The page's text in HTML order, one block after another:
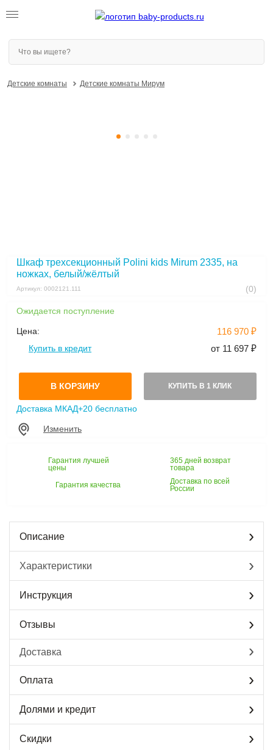
Детские комнаты Детские комнаты Мирум
Шкаф трехсекционный Polini kids Mirum 2335, на
ножках, белый/жёлтый
Артикул: 0002121.111 (0)
Ожидается поступление
Цена: 116 970 ₽
Купить в кредит от 11 697 ₽
В КОРЗИНУ КУПИТЬ В 1 КЛИК
Доставка МКАД+20 бесплатно
Изменить
Гарантия лучшей
цены
365 дней возврат
товара
Гарантия качества
Доставка по всей
России
Описание
Характеристики
Инструкция
Отзывы
Доставка
Оплата
Долями и кредит
Скидки